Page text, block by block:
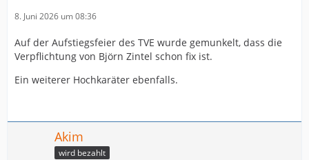
8. Juni 2026 um 08:36
Auf der Aufstiegsfeier des TVE wurde gemunkelt, dass die
Verpflichtung von Björn Zintel schon fix ist.
Ein weiterer Hochkaräter ebenfalls.
Akim
wird bezahlt